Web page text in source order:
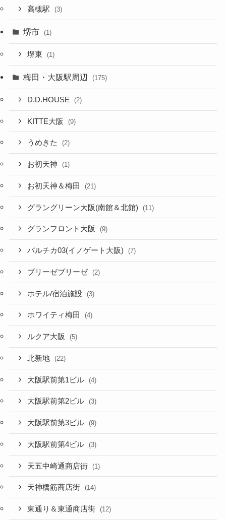
高槻駅 (3)
堺市 (1)
堺東 (1)
梅田・大阪駅周辺 (175)
D.D.HOUSE (2)
KITTE大阪 (9)
うめきた (2)
お初天神 (1)
お初天神＆梅田 (21)
グラングリーン大阪(南館＆北館) (11)
グランフロント大阪 (9)
バルチカ03(イノゲート大阪) (7)
ブリーゼブリーゼ (2)
ホテル/宿泊施設 (3)
ホワイティ梅田 (4)
ルクア大阪 (5)
北新地 (22)
大阪駅前第1ビル (4)
大阪駅前第2ビル (3)
大阪駅前第3ビル (9)
大阪駅前第4ビル (3)
天五中崎通商店街 (1)
天神橋筋商店街 (14)
東通り＆東通商店街 (12)